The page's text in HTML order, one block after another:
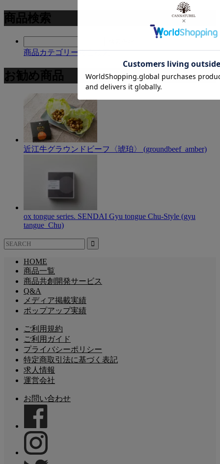
商品検索
商品カテゴリー複合検索>
お勧め商品
近江牛グラウンドビーフ〈琥珀〉 (groundbeef_amber)
ox tongue series. SENDAI Gyu tongue Chu-Style (gyu
tangue_Chu)
HOME
商品一覧
商品共創開発サービス
Q&A
メディア掲載実績
ポップアップ実績
ご利用規約
ご利用ガイド
プライバシーポリシー
特定商取引法に基づく表記
求人情報
運営会社
お問い合わせ